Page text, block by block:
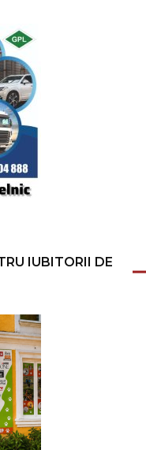
IUBITORII DE